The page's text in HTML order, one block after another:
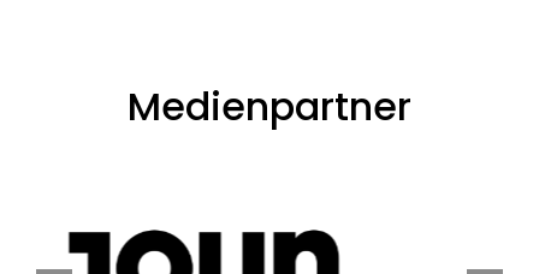
Medienpartner